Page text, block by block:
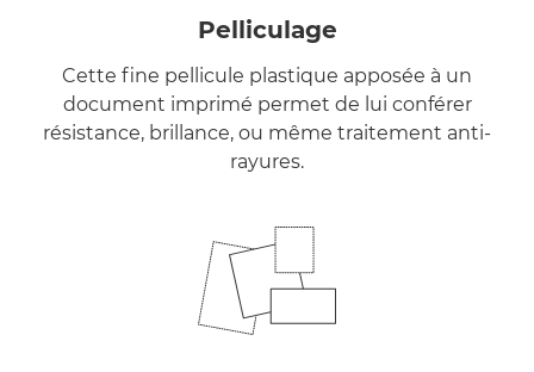
Pelliculage
Cette fine pellicule plastique apposée à un
document imprimé permet de lui conférer
résistance, brillance, ou même traitement anti-
rayures.